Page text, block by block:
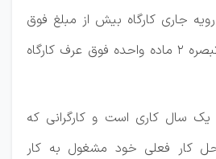
جاری کارگاه بیش از مبلغ فوق
پرداخت می‌کنند برابر تبصره ۲ ماده واحده فوق عرف کارگاه
سال کاری است و کارگرانی که
کار فعلی خود مشغول به کار